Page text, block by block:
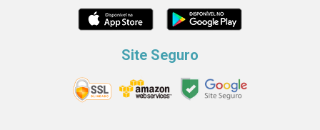
Site Seguro